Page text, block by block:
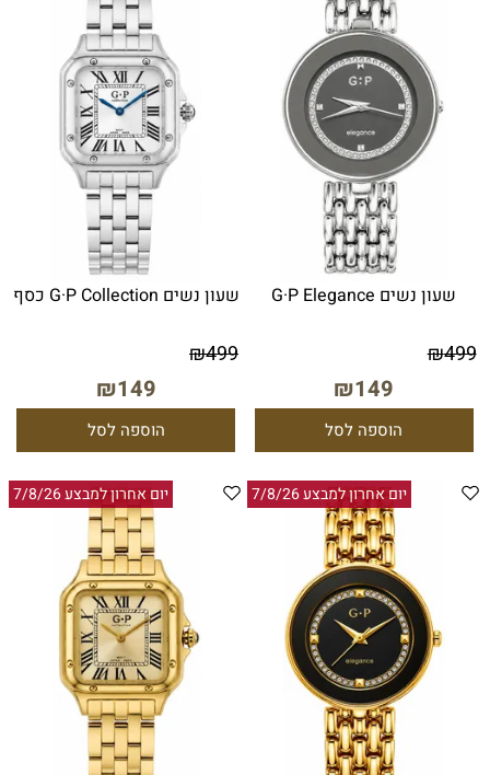
שעון נשים G·P Elegance
₪499
₪149
הוספה לסל
שעון נשים G·P Collection כסף
₪499
₪149
הוספה לסל
יום אחרון למבצע 7/8/26 יום אחרון למבצע 7/8/26